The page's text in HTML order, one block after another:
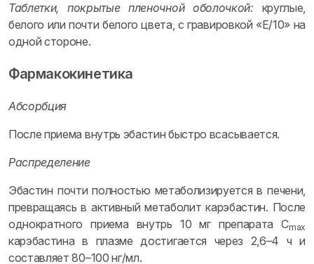
Таблетки, покрытые пленочной оболочкой: круглые,
белого или почти белого цвета, с гравировкой «E/10» на
одной стороне.
Фармакокинетика
Абсорбция
После приема внутрь эбастин быстро всасывается.
Распределение
Эбастин почти полностью метаболизируется в печени,
превращаясь в активный метаболит карэбастин. После
однократного приема внутрь 10 мг препарата Cmax
карэбастина в плазме достигается через 2,6–4 ч и
составляет 80–100 нг/мл.